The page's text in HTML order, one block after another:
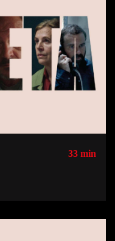
33 min